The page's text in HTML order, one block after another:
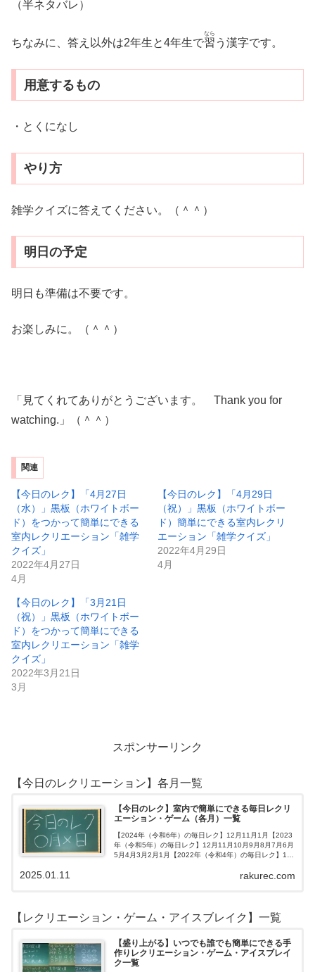
（半ネタバレ）
ちなみに、答え以外は2年生と4年生で習
なら
う漢字です。
用意するもの
・とくになし
やり方
雑学クイズに答えてください。（＾＾）
明日の予定
明日も準備は不要です。
お楽しみに。（＾＾）
「見てくれてありがとうございます。 Thank you for
watching.」（＾＾）
関連
【今日のレク】「4月27日
（水）」黒板（ホワイトボー
ド）をつかって簡単にできる
室内レクリエーション「雑学
クイズ」
2022年4月27日
4月
【今日のレク】「4月29日
（祝）」黒板（ホワイトボー
ド）簡単にできる室内レクリ
エーション「雑学クイズ」
2022年4月29日
4月
【今日のレク】「3月21日
（祝）」黒板（ホワイトボー
ド）をつかって簡単にできる
室内レクリエーション「雑学
クイズ」
2022年3月21日
3月
スポンサーリンク
【今日のレクリエーション】各月一覧
【今日のレク】室内で簡単にできる毎日レクリ
エーション・ゲーム（各月）一覧
【2024年（令和6年）の毎日レク】12月11月1月【2023
年（令和5年）の毎日レク】12月11月10月9月8月7月6月
5月4月3月2月1月【2022年（令和4年）の毎日レク】12
rakurec.com
2025.01.11
【レクリエーション・ゲーム・アイスブレイク】一覧
【盛り上がる】いつでも誰でも簡単にできる手
作りレクリエーション・ゲーム・アイスブレイ
ク一覧